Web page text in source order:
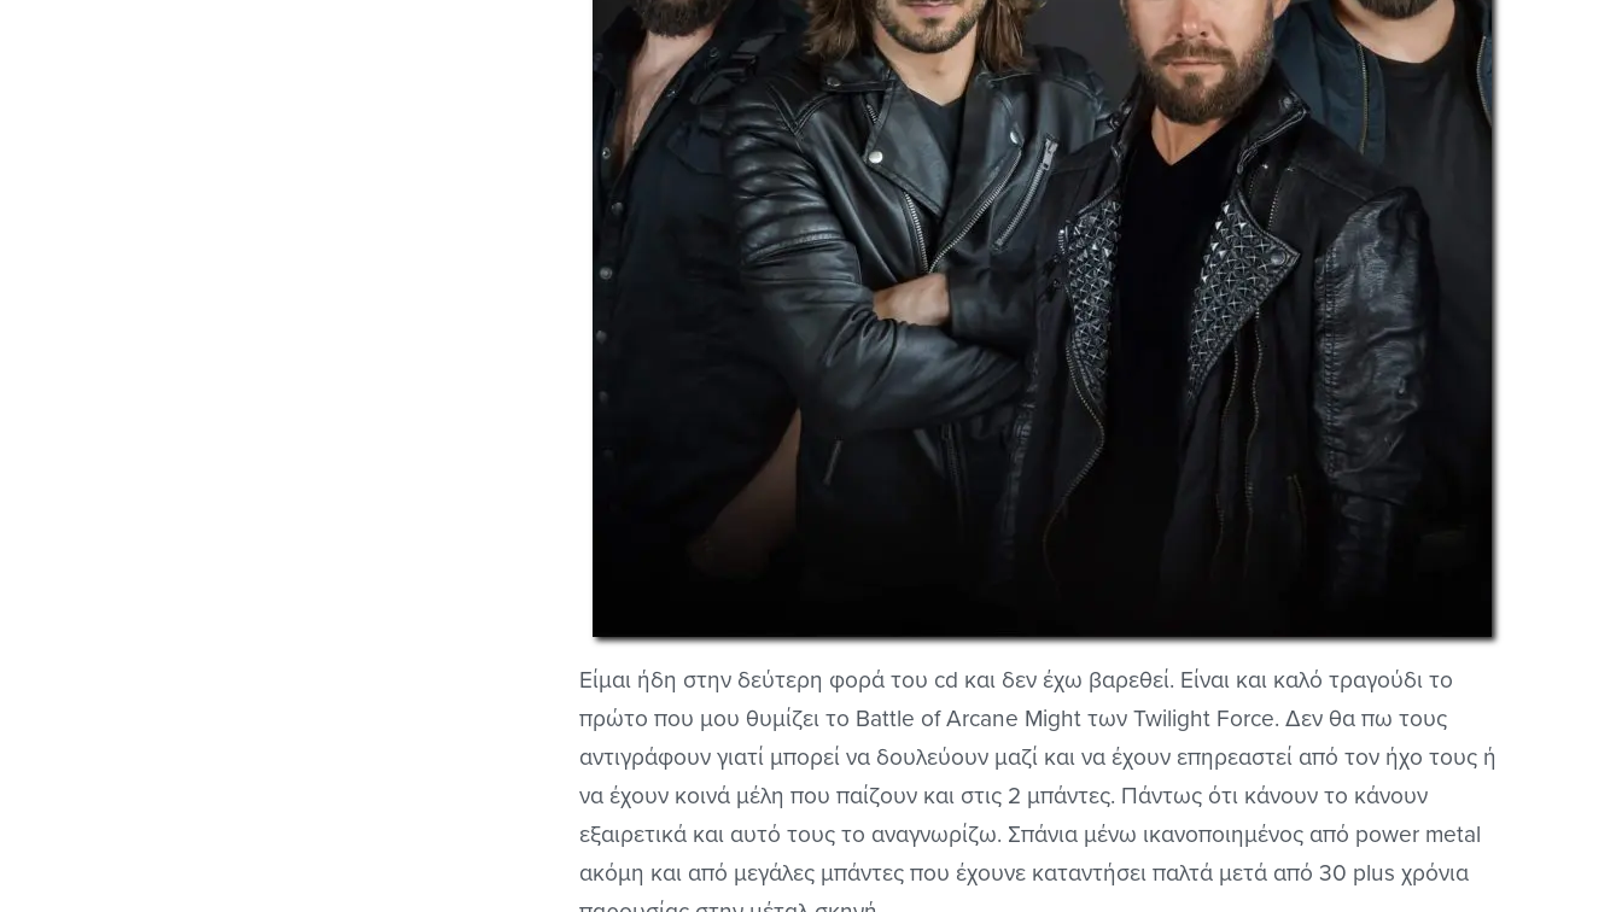
Είμαι ήδη στην δεύτερη φορά του cd και δεν έχω βαρεθεί. Είναι και καλό τραγούδι το
πρώτο που μου θυμίζει το Battle of Arcane Might των Twilight Force. Δεν θα πω τους
αντιγράφουν γιατί μπορεί να δουλεύουν μαζί και να έχουν επηρεαστεί από τον ήχο τους ή
να έχουν κοινά μέλη που παίζουν και στις 2 μπάντες. Πάντως ότι κάνουν το κάνουν
εξαιρετικά και αυτό τους το αναγνωρίζω. Σπάνια μένω ικανοποιημένος από power metal
ακόμη και από μεγάλες μπάντες που έχουνε καταντήσει παλτά μετά από 30 plus χρόνια